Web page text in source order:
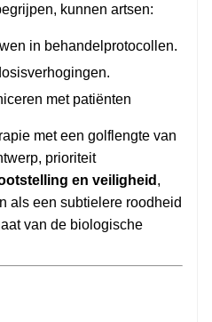
kunnen artsen:
in behandelprotocollen.
met patiënten
met een golflengte van
prioriteit
en veiligheid ,
als een subtielere roodheid
van de biologische